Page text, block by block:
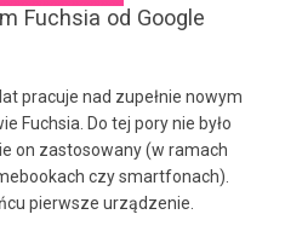
Fuchsia od Google
pracuje nad zupełnie nowym
Fuchsia. Do tej pory nie było
on zastosowany (w ramach
czy smartfonach).
pierwsze urządzenie.